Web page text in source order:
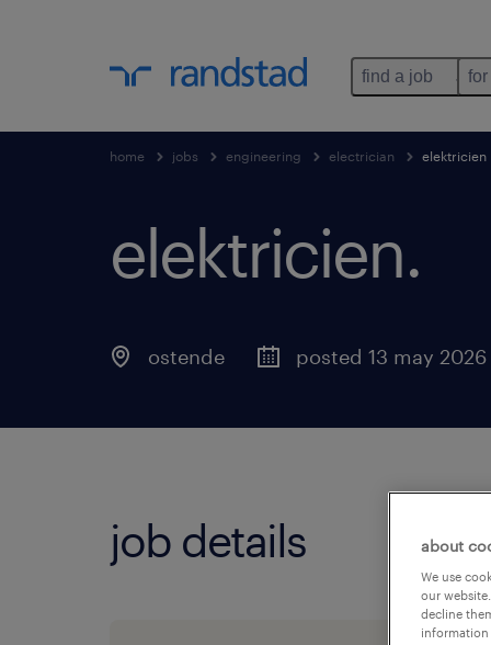
find a job
home jobs engineering electrician elektricien
elektricien.
ostende posted 13 may 2026
job details about
We use
our
decline
information